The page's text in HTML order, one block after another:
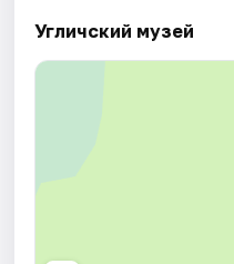
Угличский музей